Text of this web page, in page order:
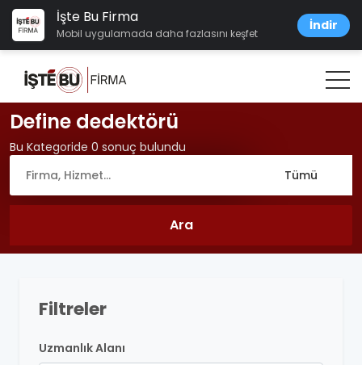
İşte Bu Firma
Mobil uygulamada daha fazlasını keşfet
İndir
Define dedektörü
Bu Kategoride 0 sonuç bulundu
Filtreler
Uzmanlık Alanı